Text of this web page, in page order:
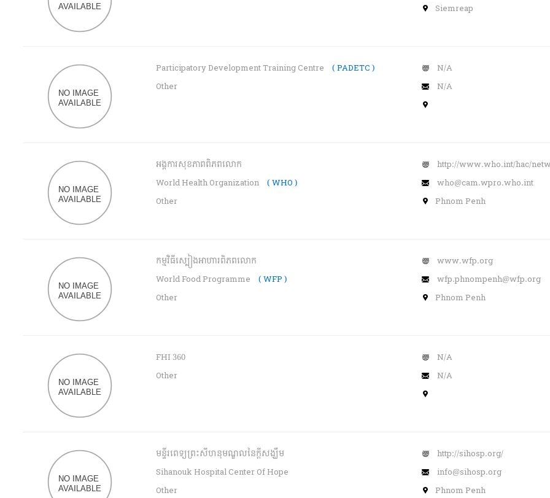
Siemreap
Participatory Development Training Centre ( PADETC )
Other
N/A
N/A
អង្គការសុខភាពពិភពលោក
World Health Organization ( WHO )
Other
http://www.who.int/hac/
who@cam.wpro.who.int
Phnom Penh
កម្មវិធីស្បៀងអាហារពិភពលោក
World Food Programme ( WFP )
Other
www.wfp.org
wfp.phnompenh@wfp.org
Phnom Penh
FHI 360
Other
N/A
N/A
មន្ទីរពេទ្យព្រះសីហនុមណ្ឌលនៃក្ដីសង្ឃឹម
Sihanouk Hospital Center Of Hope
Other
http://sihosp.org/
info@sihosp.org
Phnom Penh